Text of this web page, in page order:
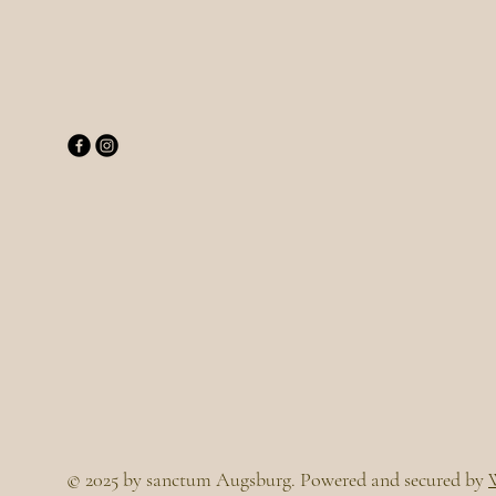
© 2025 by sanctum Augsburg. Powered and secured by